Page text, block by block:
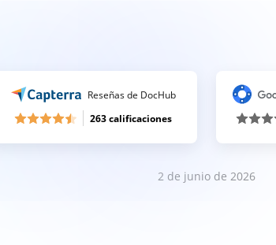
Reseñas de DocHub
263 calificaciones
2 de junio de 2026